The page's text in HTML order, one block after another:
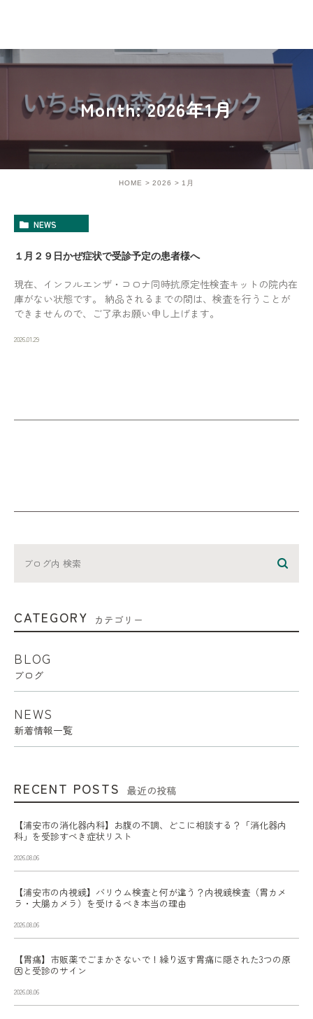
Month: 2026年1月
HOME 2026 1月
NEWS
１月２９日かぜ症状で受診予定の患者様へ
現在、インフルエンザ・コロナ同時抗原定性検査キットの院内在
庫がない状態です。 納品されるまでの間は、検査を行うことが
できませんので、ご了承お願い申し上げます。
2026.01.29
CATEGORY カテゴリー
BLOG
ブログ
NEWS
新着情報一覧
RECENT POSTS 最近の投稿
【浦安市の消化器内科】お腹の不調、どこに相談する？「消化器内
科」を受診すべき症状リスト
2026.08.06
【浦安市の内視鏡】バリウム検査と何が違う？内視鏡検査（胃カメ
ラ・大腸カメラ）を受けるべき本当の理由
2026.08.06
【胃痛】市販薬でごまかさないで！繰り返す胃痛に隠された3つの原
因と受診のサイン
2026.08.06